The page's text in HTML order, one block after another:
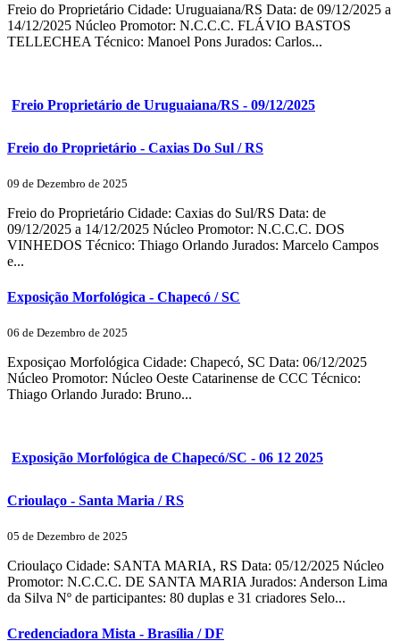
Freio do Proprietário Cidade: Uruguaiana/RS Data: de 09/12/2025 a
14/12/2025 Núcleo Promotor: N.C.C.C. FLÁVIO BASTOS
TELLECHEA Técnico: Manoel Pons Jurados: Carlos...
Freio Proprietário de Uruguaiana/RS - 09/12/2025
Freio do Proprietário - Caxias Do Sul / RS
09 de Dezembro de 2025
Freio do Proprietário Cidade: Caxias do Sul/RS Data: de
09/12/2025 a 14/12/2025 Núcleo Promotor: N.C.C.C. DOS
VINHEDOS Técnico: Thiago Orlando Jurados: Marcelo Campos
e...
Exposição Morfológica - Chapecó / SC
06 de Dezembro de 2025
Exposiçao Morfológica Cidade: Chapecó, SC Data: 06/12/2025
Núcleo Promotor: Núcleo Oeste Catarinense de CCC Técnico:
Thiago Orlando Jurado: Bruno...
Exposição Morfológica de Chapecó/SC - 06 12 2025
Crioulaço - Santa Maria / RS
05 de Dezembro de 2025
Crioulaço Cidade: SANTA MARIA, RS Data: 05/12/2025 Núcleo
Promotor: N.C.C.C. DE SANTA MARIA Jurados: Anderson Lima
da Silva Nº de participantes: 80 duplas e 31 criadores Selo...
Credenciadora Mista - Brasília / DF